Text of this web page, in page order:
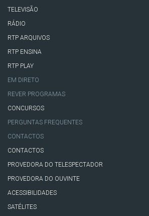
TELEVISÃO
RÁDIO
RTP ARQUIVOS
RTP ENSINA
RTP PLAY
EM DIRETO
REVER PROGRAMAS
CONCURSOS
PERGUNTAS FREQUENTES
CONTACTOS
CONTACTOS
PROVEDORA DO TELESPECTADOR
PROVEDORA DO OUVINTE
ACESSIBILIDADES
SATÉLITES